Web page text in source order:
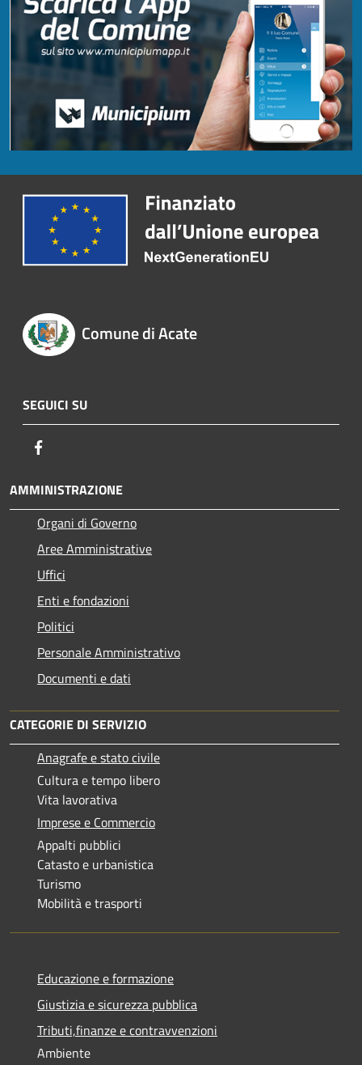
Comune di Acate
SEGUICI SU
AMMINISTRAZIONE
Organi di Governo
Aree Amministrative
Uffici
Enti e fondazioni
Politici
Personale Amministrativo
Documenti e dati
CATEGORIE DI SERVIZIO
Anagrafe e stato civile
Cultura e tempo libero
Vita lavorativa
Imprese e Commercio
Appalti pubblici
Catasto e urbanistica
Turismo
Mobilità e trasporti
Educazione e formazione
Giustizia e sicurezza pubblica
Tributi,finanze e contravvenzioni
Ambiente